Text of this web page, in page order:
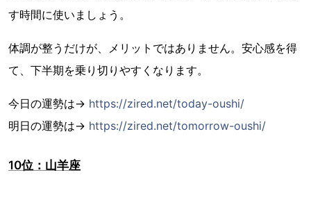
す時間に使いましょう。
体調が整うだけが、メリットではありません。安心感を得
て、下半期を乗り切りやすくなります。
今日の運勢は→ https://zired.net/today-oushi/
明日の運勢は→ https://zired.net/tomorrow-oushi/
10位：山羊座